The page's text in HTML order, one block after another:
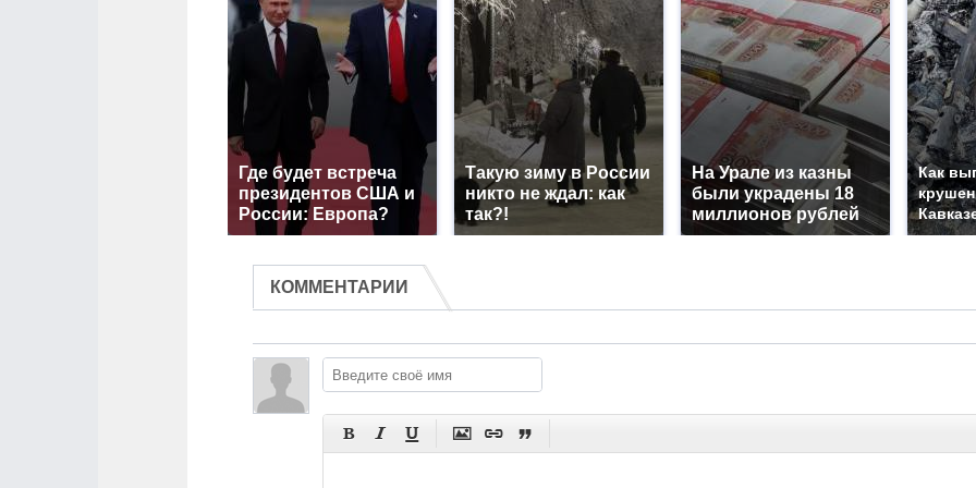
Где будет встреча
президентов США и
России: Европа?
Такую зиму в России
никто не ждал: как
так?!
На Урале из казны
были украдены 18
миллионов рублей
Как
КОММЕНТАРИИ
     